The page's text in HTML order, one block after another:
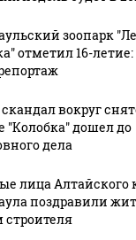
В Химках на
напали и
зоопарк
отметил 16-летие:
вокруг
"Колобка" дошел до
дела
лица Алтайского
поздравили